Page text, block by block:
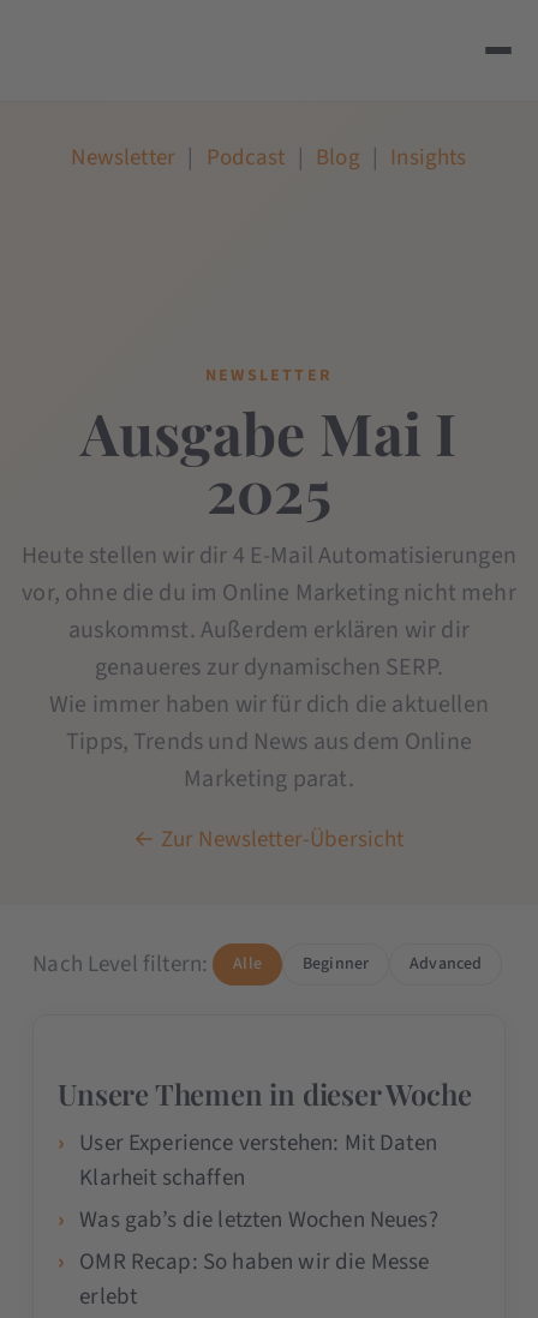
Newsletter | Podcast | Blog | Insights
NEWSLETTER
Ausgabe Mai I
2025
Heute stellen wir dir 4 E-Mail Automatisierungen
vor, ohne die du im Online Marketing nicht mehr
auskommst. Außerdem erklären wir dir
genaueres zur dynamischen SERP.
​Wie immer haben wir für dich die aktuellen
Tipps, Trends und News aus dem Online
Marketing parat.
← Zur Newsletter-Übersicht
Nach Level filtern: Alle Beginner Advanced
Unsere Themen in dieser Woche
User Experience verstehen: Mit Daten
Klarheit schaffen
Was gab’s die letzten Wochen Neues?
OMR Recap: So haben wir die Messe
erlebt